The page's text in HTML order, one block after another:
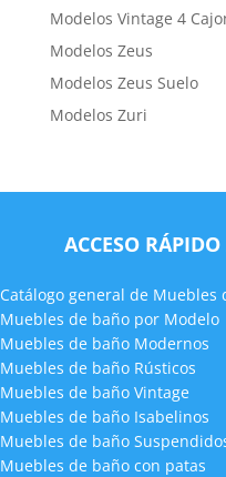
Modelos Vintage 4
Modelos Zeus
Modelos Zeus Suelo
Modelos Zuri
ACCESO
Catálogo general de Muebles
Muebles de baño por Modelo
Muebles de baño Modernos
Muebles de baño Rústicos
Muebles de baño Vintage
Muebles de baño Isabelinos
Muebles de baño
Muebles de baño con patas